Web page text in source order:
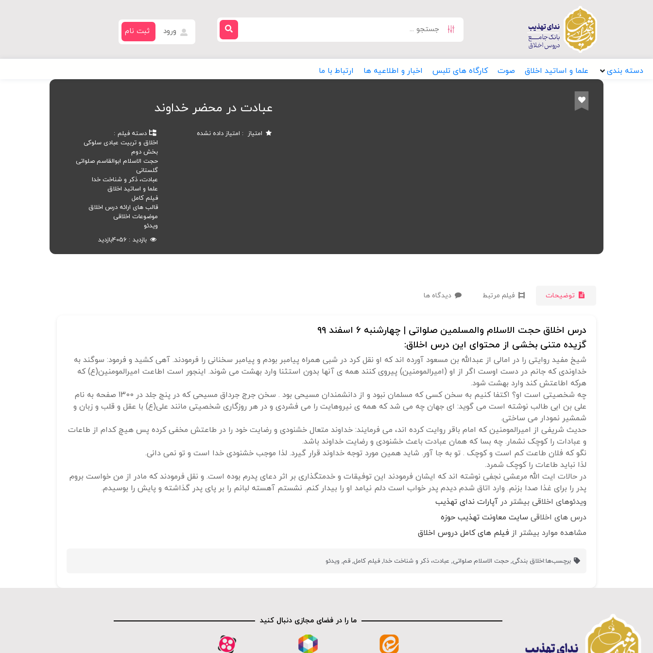
ورود ثبت نام
دسته بندی علما و اساتید اخلاق صوت کارگاه های تلبس اخبار و اطلاعیه ها ارتباط با ما
عبادت در محضر خداوند
امتیاز امتیاز داده نشده
دسته فیلم
اخلاق و تربیت عبادی سلوکی
بخش دوم
حجت الاسلام ابوالقاسم صلواتی
گلستانی
عبادت، ذکر و شناخت خدا
علما و اساتید اخلاق
فیلم کامل
قالب های ارائه درس اخلاق
موضوعات اخلاقی
ویدئو
بازدید
4056بازدید
توضیحات فیلم مرتبط دیدگاه ها
درس اخلاق حجت الاسلام والمسلمین صلواتی | چهارشنبه ۶ اسفند ۹۹
گزیده متنی بخشی از محتوای این درس اخلاق:
شیخ مفید روایتی را در امالی از عبدالله بن مسعود آورده اند که او نقل کرد در شبی همراه پیامبر بودم و پیامبر سخنانی را فرمودند. آهی کشید و فرمود: سوگند به
خداوندی که جانم در دست اوست اگر از او (امیرالمومنین) پیروی کنند همه ی آنها بدون استثنا وارد بهشت می شوند. اینجور است اطاعت امیرالمومنین(ع) که
هرکه اطاعتش کند وارد بهشت شود.
چه شخصیتی است او؟ اکتفا کنیم به سخن کسی که مسلمان نبود و از دانشمندان مسیحی بود . سخن جرج جرداق مسیحی که در پنج جلد در 1300 صفحه به نام
علی بن ابی طالب نوشته است می گوید: ای جهان چه می شد که همه ی نیروهایت را می فشردی و در هر روزگاری شخصیتی مانند علی(ع) با عقل و قلب و زبان و
شمشیر نمودار می ساختی.
حدیث شریفی از امیرالمومنین که امام باقر روایت کرده اند، می فرمایند: خداوند متعال خشنودی و رضایت خود را در طاعتش مخفی کرده پس هیچ کدام از طاعات
و عبادات را کوچک نشمار. چه بسا که همان عبادت باعث خشنودی و رضایت خداوند باشد.
نگو که فلان طاعت کم است و کوچک . تو به جا آور. شاید همین مورد توجه خداوند قرار گیرد. لذا موجب خشنودی خدا است و تو نمی دانی.
لذا نباید طاعات را کوچک شمرد.
در حالات ایت الله مرعشی نجفی نوشته اند که ایشان فرمودند این توفیقات و خدمتگذاری بر اثر دعای پدرم بوده است. و نقل فرمودند که مادر از من خواست بروم
پدر را برای غذا صدا بزنم. وارد اتاق شدم دیدم پدر خواب است دلم نیامد او را بیدار کنم. نشستم آهسته لبانم را بر پای پدر گذاشته و پایش را بوسیدم.
ویدئوهای اخلاقی بیشتر در آپارات ندای تهذیب
درس های اخلاقی سایت معاونت تهذیب حوزه
مشاهده موارد بیشتر از فیلم های کامل دروس اخلاق
برچسب‌ها:اخلاق بندگی,حجت الاسلام صلواتی, عبادت، ذکر و شناخت خدا,فیلم کامل,قم, ویدئو
ما را در فضای مجازی دنبال کنید